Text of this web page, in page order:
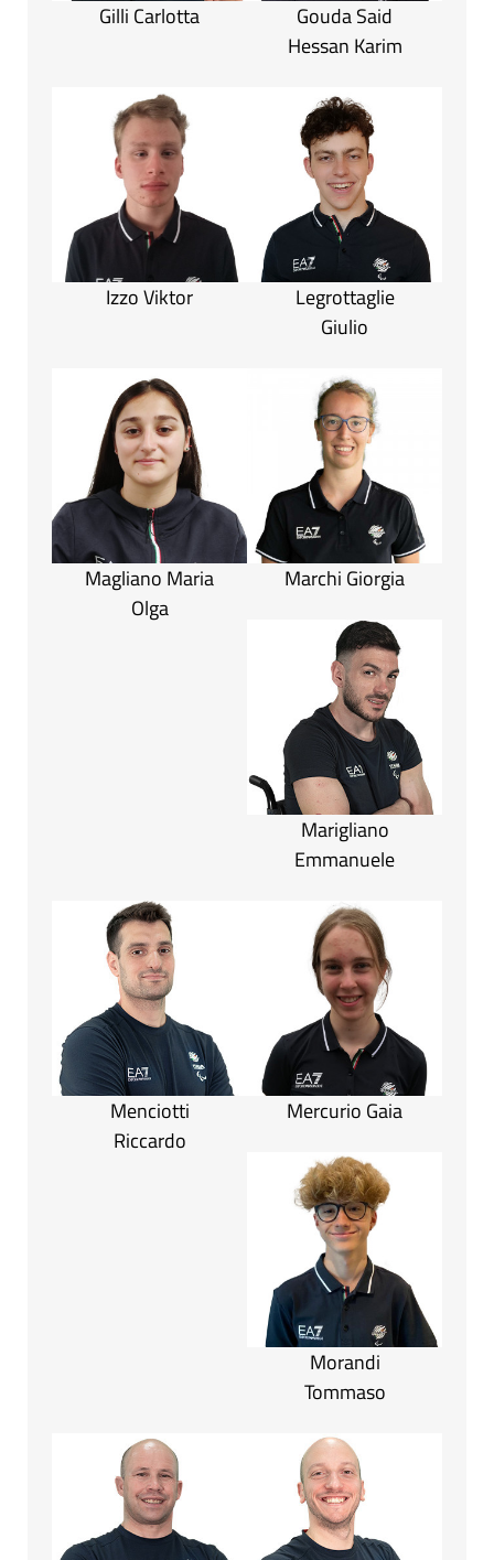
Gilli Carlotta
Gouda Said
Hessan Karim
Izzo Viktor
Legrottaglie
Giulio
Magliano Maria
Olga
Marchi Giorgia
Marigliano
Emmanuele
Menciotti
Riccardo
Mercurio Gaia
Morandi
Tommaso